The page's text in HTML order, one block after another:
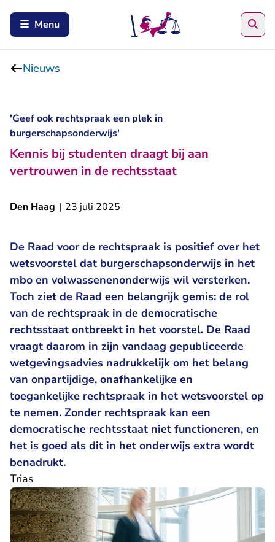
Menu
Nieuws
'Geef ook rechtspraak een plek in
burgerschapsonderwijs'
Kennis bij studenten draagt bij aan
vertrouwen in de rechtsstaat
Den Haag | 23 juli 2025
De Raad voor de rechtspraak is positief over het
wetsvoorstel dat burgerschapsonderwijs in het
mbo en volwassenenonderwijs wil versterken.
Toch ziet de Raad een belangrijk gemis: de rol
van de rechtspraak in de democratische
rechtsstaat ontbreekt in het voorstel. De Raad
vraagt daarom in zijn vandaag gepubliceerde
wetgevingsadvies nadrukkelijk om het belang
van onpartijdige, onafhankelijke en
toegankelijke rechtspraak in het wetsvoorstel op
te nemen. Zonder rechtspraak kan een
democratische rechtsstaat niet functioneren, en
het is goed als dit in het onderwijs extra wordt
benadrukt.
Trias